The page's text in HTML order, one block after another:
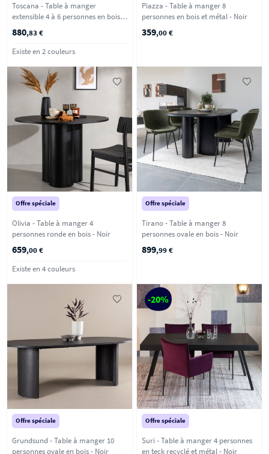
Toscana - Table à manger
extensible 4 à 6 personnes en bois
880,83 €
Existe en 2 couleurs
Piazza - Table à manger 8
personnes en bois et métal - Noir
359,00 €
Offre spéciale
Olivia - Table à manger 4
personnes ronde en bois - Noir
659,00 €
Existe en 4 couleurs
Offre spéciale
Tirano - Table à manger 8
personnes ovale en bois - Noir
899,99 €
Offre spéciale
Grundsund - Table à manger 10
personnes ovale en bois - Noir
-20%
Offre spéciale
Suri - Table à manger 4 personnes
en teck recyclé et métal - Noir